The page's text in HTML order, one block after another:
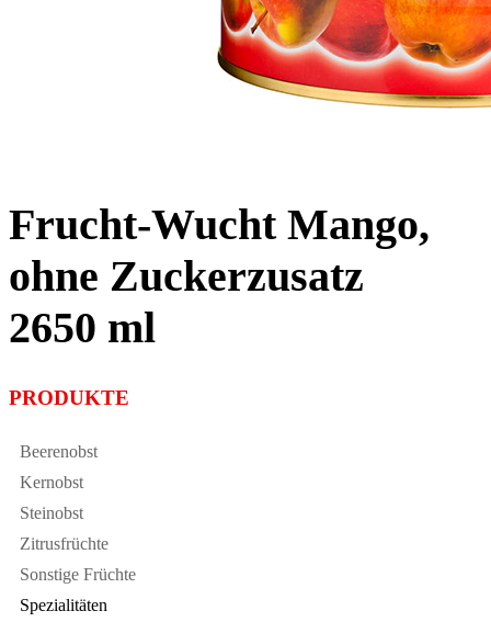
Frucht-Wucht Mango,
ohne Zuckerzusatz
2650 ml
PRODUKTE
Beerenobst
Kernobst
Steinobst
Zitrusfrüchte
Sonstige Früchte
Spezialitäten